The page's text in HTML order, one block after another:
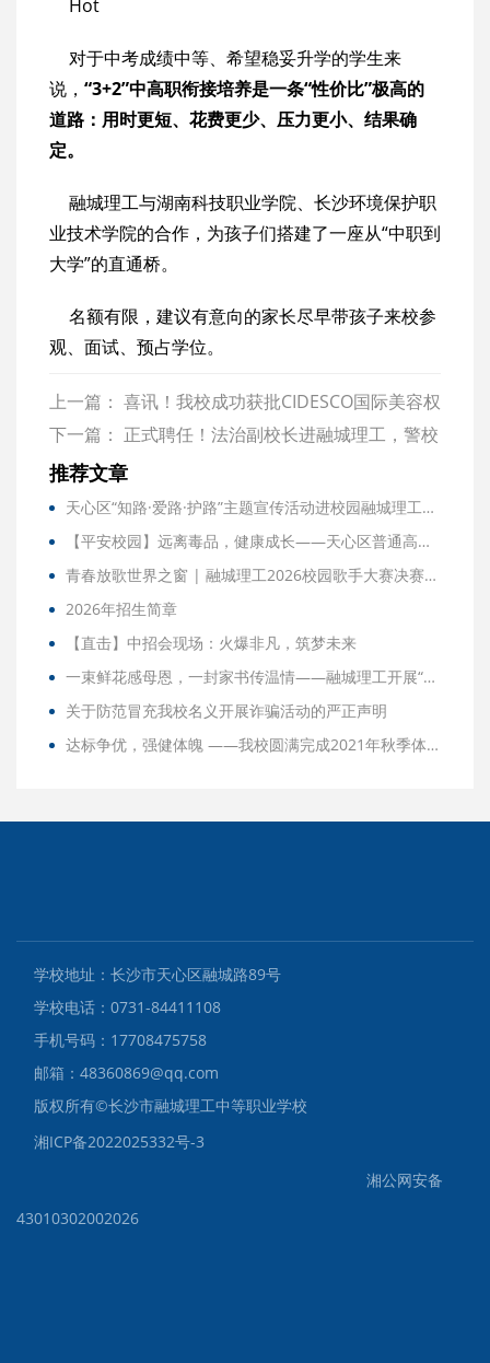
Hot
对于中考成绩中等、希望稳妥升学的学生来
说， “3+2”中高职衔接培养是一条“性价比”极高的
道路：用时更短、花费更少、压力更小、结果确
定。
融城理工与湖南科技职业学院、长沙环境保护职
业技术学院的合作，为孩子们搭建了一座从“中职到
大学”的直通桥。
名额有限，建议有意向的家长尽早带孩子来校参
观、面试、预占学位。
上一篇： 喜讯！我校成功获批CIDESCO国际美容权
威机构培训申请，正式迈入国际标准行列！
下一篇： 正式聘任！法治副校长进融城理工，警校
共筑“防护网”
推荐文章
天心区“知路·爱路·护路”主题宣传活动进校园融城理工学校师生精彩亮相
【平安校园】远离毒品，健康成长——天心区普通高校、职业院校禁毒巡回演讲团到我校宣讲
青春放歌世界之窗 | 融城理工2026校园歌手大赛决赛圆满收官！
2026年招生简章
【直击】中招会现场：火爆非凡，筑梦未来
一束鲜花感母恩，一封家书传温情——融城理工开展“给母亲写一封信”母亲节活动
关于防范冒充我校名义开展诈骗活动的严正声明
达标争优，强健体魄 ——我校圆满完成2021年秋季体质健康测试
学校地址：长沙市天心区融城路89号
学校电话：0731-84411108
手机号码：17708475758
邮箱：48360869@qq.com
版权所有©️长沙市融城理工中等职业学校
湘ICP备2022025332号-3
湘公网安备
43010302002026